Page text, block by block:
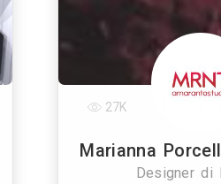
Marianna
Designer di
27K